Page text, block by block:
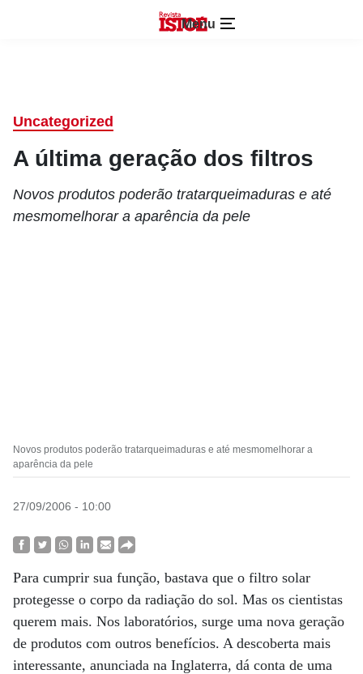
Menu
Uncategorized
A última geração dos filtros
Novos produtos poderão tratarqueimaduras e até
mesmomelhorar a aparência da pele
Novos produtos poderão tratarqueimaduras e até mesmomelhorar a
aparência da pele
27/09/2006 - 10:00
Para cumprir sua função, bastava que o filtro solar
protegesse o corpo da radiação do sol. Mas os cientistas
querem mais. Nos laboratórios, surge uma nova geração
de produtos com outros benefícios. A descoberta mais
interessante, anunciada na Inglaterra, dá conta de uma